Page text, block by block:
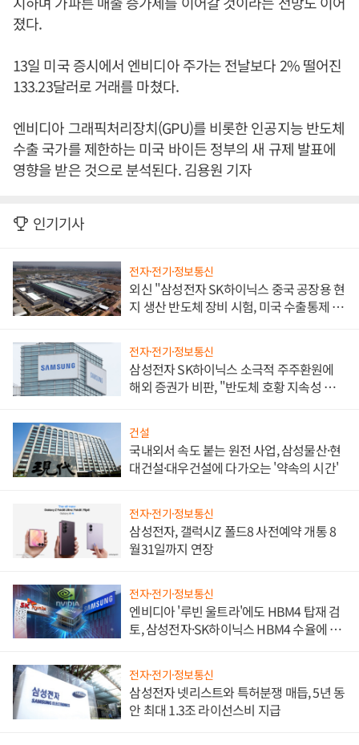
졌다.
13일 미국 증시에서 엔비디아 주가는 전날보다 2% 떨어진
133.23달러로 거래를 마쳤다.
엔비디아 그래픽처리장치(GPU)를 비롯한 인공지능 반도체
수출 국가를 제한하는 미국 바이든 정부의 새 규제 발표에
영향을 받은 것으로 분석된다. 김용원 기자
인기기사
전자·전기·정보통신
외신 "삼성전자 SK하이닉스 중국 공장용 현
지 생산 반도체 장비 시험, 미국 수출통제 대
전자·전기·정보통신
삼성전자 SK하이닉스 소극적 주주환원에
해외 증권가 비판, "반도체 호황 지속성 의
건설
국내외서 속도 붙는 원전 사업, 삼성물산·현
대건설·대우건설에 다가오는 '약속의 시간'
전자·전기·정보통신
삼성전자, 갤럭시Z 폴드8 사전예약 개통 8
월31일까지 연장
전자·전기·정보통신
엔비디아 '루빈 울트라'에도 HBM4 탑재 검
토, 삼성전자·SK하이닉스 HBM4 수율에 주
전자·전기·정보통신
삼성전자 넷리스트와 특허분쟁 매듭, 5년 동
안 최대 1.3조 라이선스비 지급